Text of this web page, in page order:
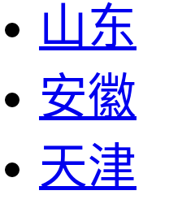
山东
安徽
天津